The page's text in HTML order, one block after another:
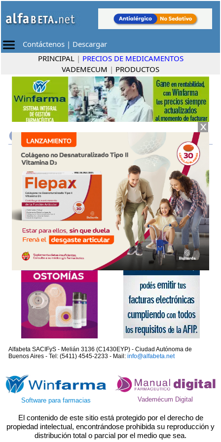
Contáctenos | Descargar
PRINCIPAL | PRECIOS DE MEDICAMENTOS
VADEMECUM | PRODUCTOS
Alfabeta SACIFyS - Melián 3136 (C1430EYP) - Ciudad Autónoma de
Buenos Aires - Tel: (5411) 4545-2233 - Mail: info@alfabeta.net
Software para farmacias Vademécum Digital
El contenido de este sitio está protegido por el derecho de
propiedad intelectual, encontrándose prohibida su reproducción y
distribución total o parcial por el medio que sea.